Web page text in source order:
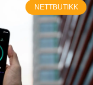
NETTBUTIKK